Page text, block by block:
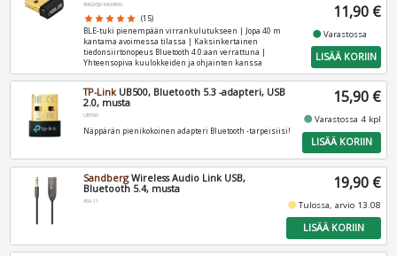
90IG05J0-MO0R00
star star star star star (15)
BLE-tuki pienempään virrankulutukseen | Jopa 40 m
kantama avoimessa tilassa | Kaksinkertainen
tiedonsiirtonopeus Bluetooth 4.0:aan verrattuna |
Yhteensopiva kuulokkeiden ja ohjainten kanssa
11,90 €
fiber_manual_recordVarastossa
LISÄÄ KORIIN
TP-LinkUB500, Bluetooth 5.3 -adapteri, USB
2.0, musta
UB500
Näppärän pienikokoinen adapteri Bluetooth -tarpeisiisi!
15,90 €
fiber_manual_recordVarastossa 4 kpl
LISÄÄ KORIIN
SandbergWireless Audio Link USB,
Bluetooth 5.4, musta
450-11
19,90 €
fiber_manual_recordTulossa, arvio 13.08
LISÄÄ KORIIN